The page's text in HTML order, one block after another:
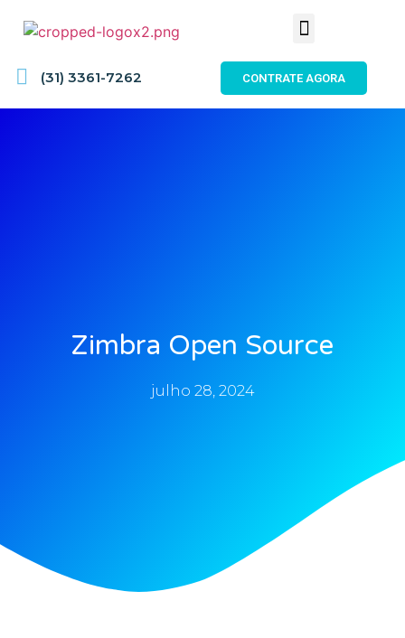
(31) 3361-7262 CONTRATE AGORA
Zimbra Open Source
julho 28, 2024